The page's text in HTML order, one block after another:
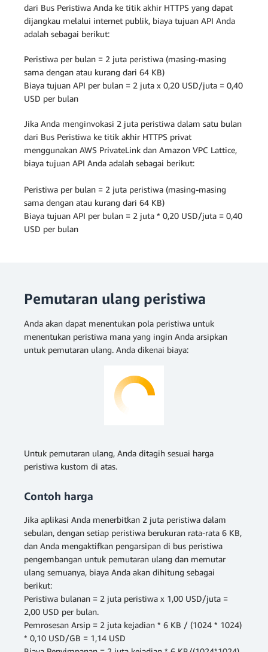
dari Bus Peristiwa Anda ke titik akhir HTTPS yang dapat
dijangkau melalui internet publik, biaya tujuan API Anda
adalah sebagai berikut:
Peristiwa per bulan = 2 juta peristiwa (masing-masing
sama dengan atau kurang dari 64 KB)
Biaya tujuan API per bulan = 2 juta x 0,20 USD/juta = 0,40
USD per bulan
Jika Anda menginvokasi 2 juta peristiwa dalam satu bulan
dari Bus Peristiwa ke titik akhir HTTPS privat
menggunakan AWS PrivateLink dan Amazon VPC Lattice,
biaya tujuan API Anda adalah sebagai berikut:
Peristiwa per bulan = 2 juta peristiwa (masing-masing
sama dengan atau kurang dari 64 KB)
Biaya tujuan API per bulan = 2 juta * 0,20 USD/juta = 0,40
USD per bulan
Pemutaran ulang peristiwa
Anda akan dapat menentukan pola peristiwa untuk
menentukan peristiwa mana yang ingin Anda arsipkan
untuk pemutaran ulang. Anda dikenai biaya:
Untuk pemutaran ulang, Anda ditagih sesuai harga
peristiwa kustom di atas.
Contoh harga
Jika aplikasi Anda menerbitkan 2 juta peristiwa dalam
sebulan, dengan setiap peristiwa berukuran rata-rata 6 KB,
dan Anda mengaktifkan pengarsipan di bus peristiwa
pengembangan untuk pemutaran ulang dan memutar
ulang semuanya, biaya Anda akan dihitung sebagai
berikut:
Peristiwa bulanan = 2 juta peristiwa x 1,00 USD/juta =
2,00 USD per bulan.
Pemrosesan Arsip = 2 juta kejadian * 6 KB / (1024 * 1024)
* 0,10 USD/GB = 1,14 USD